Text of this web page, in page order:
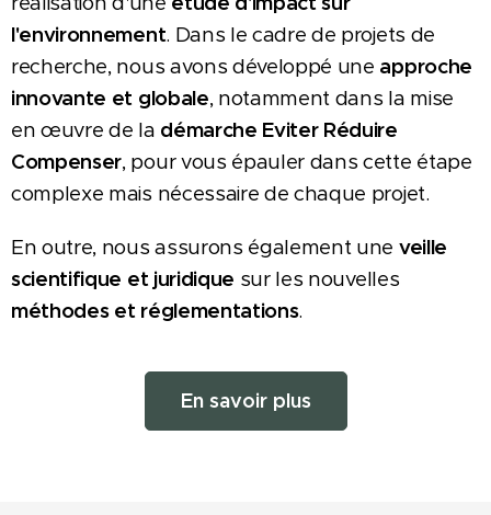
l'environnement. Dans le cadre de projets de
recherche, nous avons développé une approche
innovante et globale, notamment dans la mise
en œuvre de la démarche Eviter Réduire
Compenser, pour vous épauler dans cette étape
complexe mais nécessaire de chaque projet.
En outre, nous assurons également une veille
scientifique et juridique sur les nouvelles
méthodes et réglementations.
En savoir plus